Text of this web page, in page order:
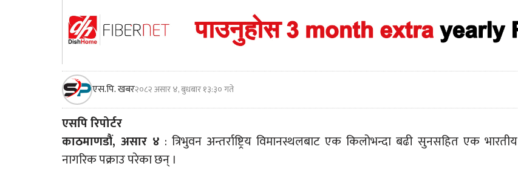
एस.पि. खबर२०८२ असार ४, बुधबार १३:३० गते
एसपि रिपोर्टर
काठमाणडौं, असार ४ : त्रिभुवन अन्तर्राष्ट्रिय विमानस्थलबाट एक किलोभन्दा बढी सुनसहित एक भारतीय
नागरिक पक्राउ परेका छन् ।